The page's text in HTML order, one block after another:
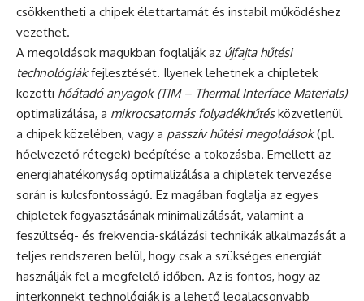
csökkentheti a chipek élettartamát és instabil működéshez
vezethet.
A megoldások magukban foglalják az újfajta hűtési
technológiákfejlesztését. Ilyenek lehetnek a chipletek
közötti hőátadó anyagok (TIM – Thermal Interface Materials)
optimalizálása, a mikrocsatornás folyadékhűtésközvetlenül
a chipek közelében, vagy a passzív hűtési megoldások(pl.
hőelvezető rétegek) beépítése a tokozásba. Emellett az
energiahatékonyság optimalizálása a chipletek tervezése
során is kulcsfontosságú. Ez magában foglalja az egyes
chipletek fogyasztásának minimalizálását, valamint a
feszültség- és frekvencia-skálázási technikák alkalmazását a
teljes rendszeren belül, hogy csak a szükséges energiát
használják fel a megfelelő időben. Az is fontos, hogy az
interkonnekt technológiák is a lehető legalacsonyabb